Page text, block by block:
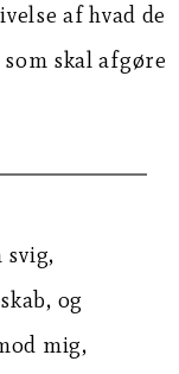
af hvad de
skal afgøre
svig,
og
mig,